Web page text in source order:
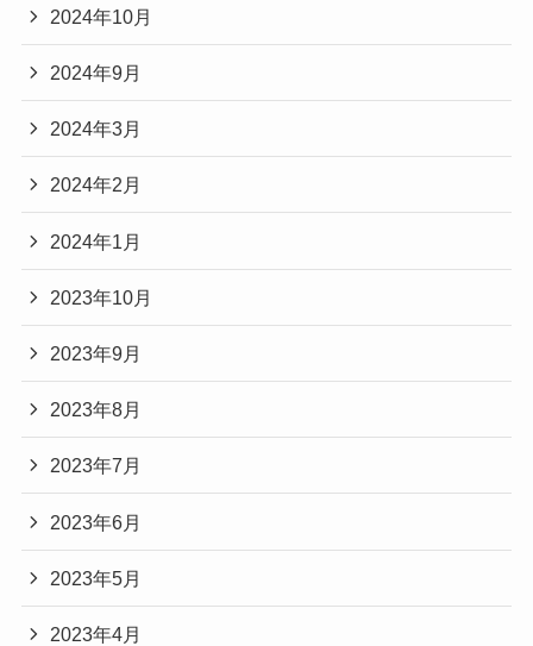
2024年10月
2024年9月
2024年3月
2024年2月
2024年1月
2023年10月
2023年9月
2023年8月
2023年7月
2023年6月
2023年5月
2023年4月